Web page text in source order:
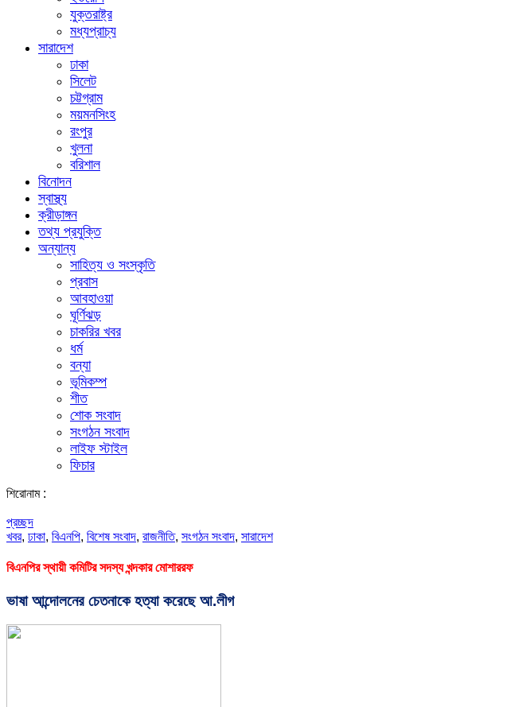
যুক্তরাষ্ট্র
মধ্যপ্রাচ্য
সারাদেশ
ঢাকা
সিলেট
চট্টগ্রাম
ময়মনসিংহ
রংপুর
খুলনা
বরিশাল
বিনোদন
স্বাস্থ্য
ক্রীড়াঙ্গন
তথ্য প্রযুক্তি
অন্যান্য
সাহিত্য ও সংস্কৃতি
প্রবাস
আবহাওয়া
ঘূর্ণিঝড়
চাকরির খবর
ধর্ম
বন্যা
ভূমিকম্প
শীত
শোক সংবাদ
সংগঠন সংবাদ
লাইফ স্টাইল
ফিচার
শিরোনাম :
প্রচ্ছদ
খবর, ঢাকা, বিএনপি, বিশেষ সংবাদ, রাজনীতি, সংগঠন সংবাদ, সারাদেশ
বিএনপির স্থায়ী কমিটির সদস্য খন্দকার মোশাররফ
ভাষা আন্দোলনের চেতনাকে হত্যা করেছে আ.লীগ